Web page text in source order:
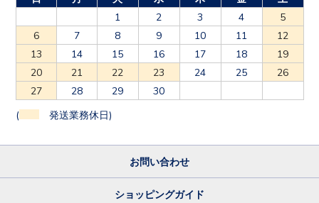
1
2 3 4
5
6
7 8 9 10 11
12
13
14 15 16 17 18
19
20
21 22 23 24 25
26
27
28 29 30
発送業務休日)
お問い合わせ
ショッピングガイド